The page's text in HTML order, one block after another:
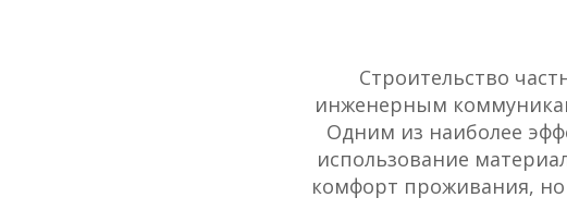
Строительство
инженерным
Одним из наиболее
использование
комфорт проживания,